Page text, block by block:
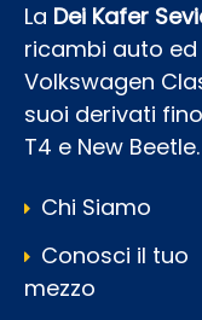
La Dei Kafer
ricambi auto
Volkswagen
suoi derivati
T4 e New Beetle.
Chi Siamo
Conosci il tuo
mezzo